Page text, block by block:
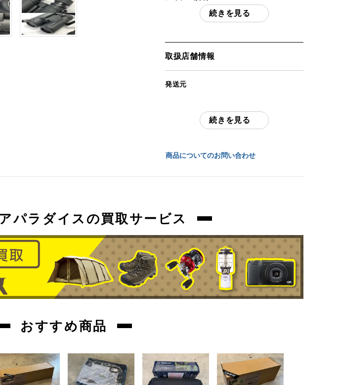
NIKON ニコン PROSTAFF P7 8×30 「付
続きを見る
取扱店舗情報
発送元
続きを見る
商品についてのお問い合わせ
パラダイスの買取サービス
おすすめ商品